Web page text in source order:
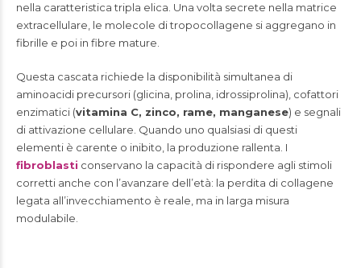
nella caratteristica tripla elica. Una volta secrete nella matrice
extracellulare, le molecole di tropocollagene si aggregano in
fibrille e poi in fibre mature.
Questa cascata richiede la disponibilità simultanea di
aminoacidi precursori (glicina, prolina, idrossiprolina), cofattori
enzimatici (vitamina C, zinco, rame, manganese) e segnali
di attivazione cellulare. Quando uno qualsiasi di questi
elementi è carente o inibito, la produzione rallenta. I
fibroblasti conservano la capacità di rispondere agli stimoli
corretti anche con l’avanzare dell’età: la perdita di collagene
legata all’invecchiamento è reale, ma in larga misura
modulabile.